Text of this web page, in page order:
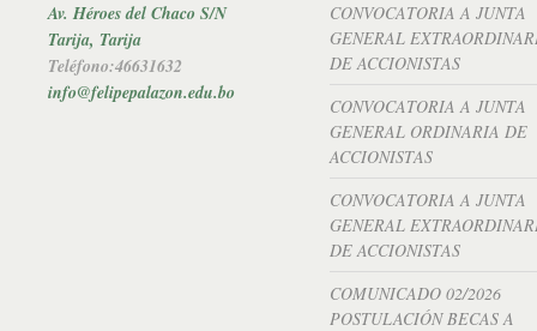
Av. Héroes del Chaco S/N
Tarija, Tarija
Teléfono:46631632
info@felipepalazon.edu.bo
CONVOCATORIA A JUNTA
GENERAL
DE ACCIONISTAS
CONVOCATORIA A JUNTA
GENERAL ORDINARIA DE
ACCIONISTAS
CONVOCATORIA A JUNTA
GENERAL
DE ACCIONISTAS
COMUNICADO 02/2026
POSTULACIÓN BECAS A